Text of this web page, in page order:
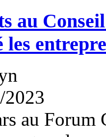
au
2023
au Forum